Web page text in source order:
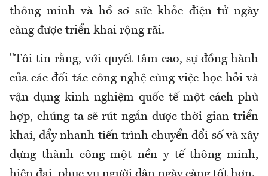
thông minh và hồ sơ sức khỏe điện tử ngày
càng được triển khai rộng rãi.
"Tôi tin rằng, với quyết tâm cao, sự đồng hành
của các đối tác công nghệ cùng việc học hỏi và
vận dụng kinh nghiệm quốc tế một cách phù
hợp, chúng ta sẽ rút ngắn được thời gian triển
khai, đẩy nhanh tiến trình chuyển đổi số và xây
dựng thành công một nền y tế thông minh,